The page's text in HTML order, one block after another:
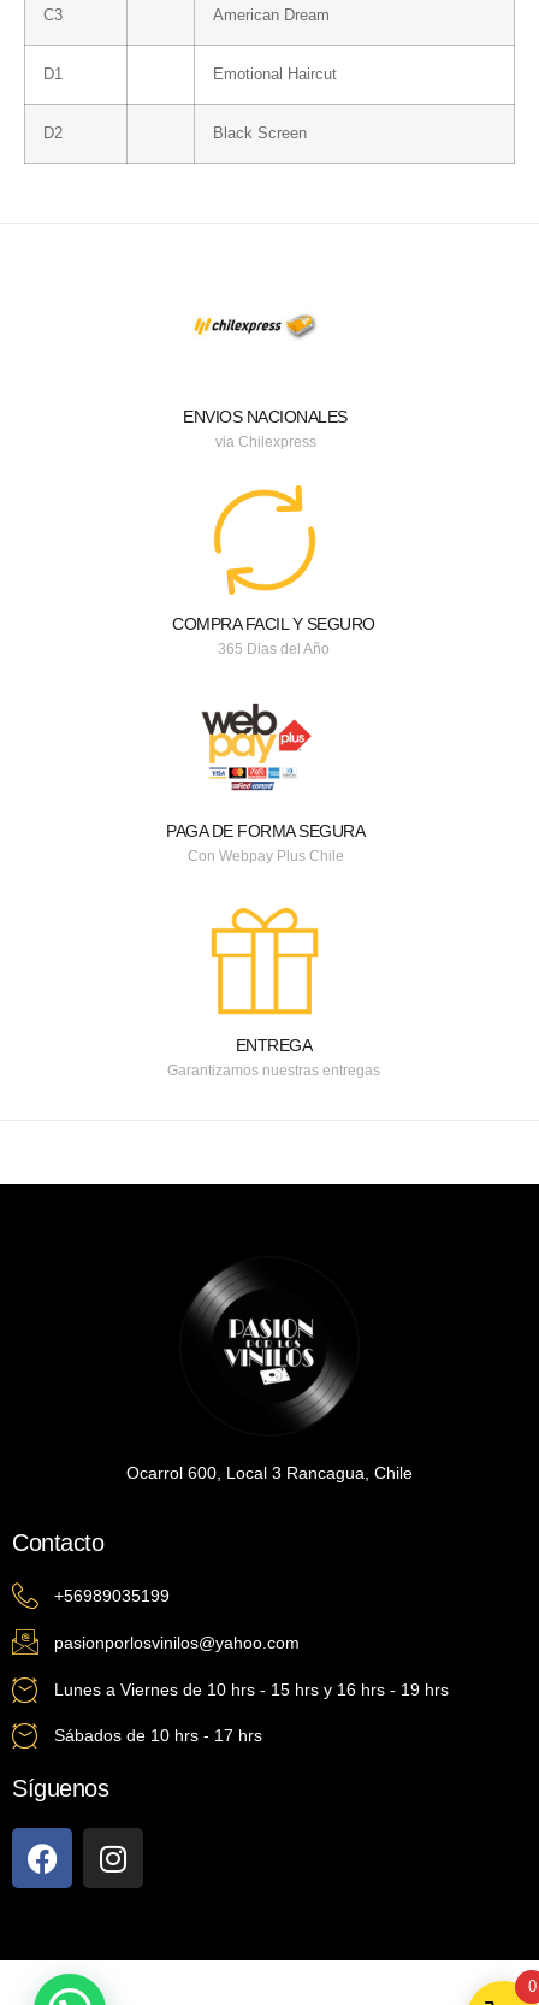
C3 American Dream
D1 Emotional Haircut
D2 Black Screen
ENVIOS NACIONALES
via Chilexpress
COMPRA FACIL Y SEGURO
365 Dias del Año
PAGA DE FORMA SEGURA
Con Webpay Plus Chile
ENTREGA
Garantizamos nuestras entregas
Ocarrol 600, Local 3 Rancagua, Chile
Contacto
+56989035199
pasionporlosvinilos@yahoo.com
Lunes a Viernes de 10 hrs - 15 hrs y 16 hrs - 19 hrs
Sábados de 10 hrs - 17 hrs
Síguenos
0